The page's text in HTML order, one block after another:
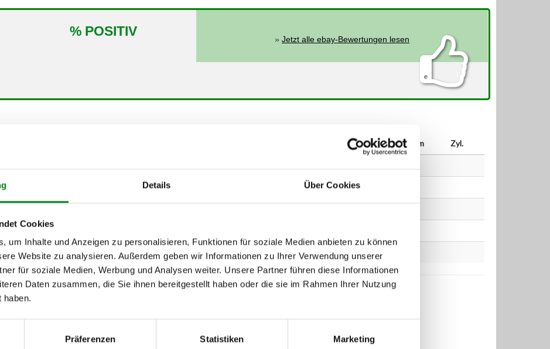
Details Über Cookies
Cookies
um Inhalte und Anzeigen zu personalisieren, Funktionen für soziale Medien anbieten zu können
Website zu analysieren. Außerdem geben wir Informationen zu Ihrer Verwendung unserer
für soziale Medien, Werbung und Analysen weiter. Unsere Partner führen diese Informationen
Daten zusammen, die Sie ihnen bereitgestellt haben oder die sie im Rahmen Ihrer Nutzung
haben.
Präferenzen Statistiken Marketing
% POSITIV
»Jetzt alle ebay-Bewertungen lesen
kW PS ccm Zyl.
(MBRHY, MCRHY)
auch unseren Support kontaktieren (
, Telefon oder E-Mail).